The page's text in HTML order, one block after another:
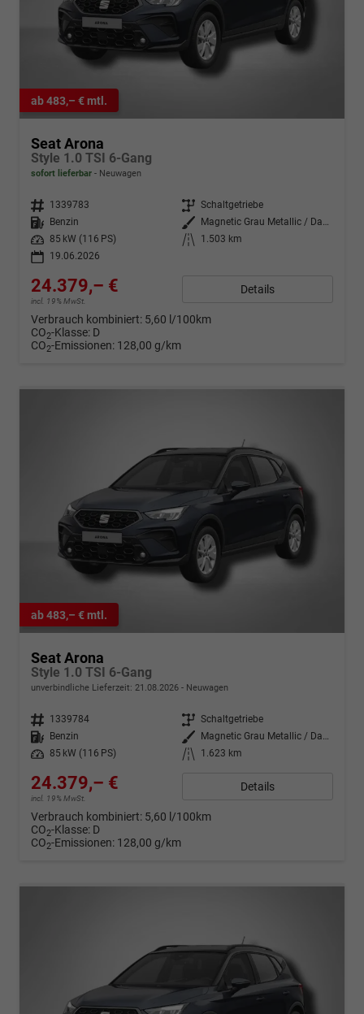
ab 483,– € mtl.
Seat Arona
Style 1.0 TSI 6-Gang
sofort lieferbar Neuwagen
Fahrzeugnr. 1339783 Getriebe Schaltgetriebe
Kraftstoff
Benzin Außenfarbe
Magnetic Grau Metallic / Dach in Midnight Schwarz Metallic
Leistung
85 kW (116 PS) Kilometerstand
1.503 km
19.06.2026
24.379,– €
incl. 19% MwSt.
Details
Verbrauch kombiniert: 5,60 l/100km
CO2-Klasse: D
CO2-Emissionen: 128,00 g/km
ab 483,– € mtl.
Seat Arona
Style 1.0 TSI 6-Gang
unverbindliche Lieferzeit: 21.08.2026 Neuwagen
Fahrzeugnr. 1339784 Getriebe Schaltgetriebe
Kraftstoff
Benzin Außenfarbe
Magnetic Grau Metallic / Dach in Midnight Schwarz Metallic
Leistung
85 kW (116 PS) Kilometerstand 1.623 km
24.379,– €
incl. 19% MwSt.
Details
Verbrauch kombiniert: 5,60 l/100km
CO2-Klasse: D
CO2-Emissionen: 128,00 g/km